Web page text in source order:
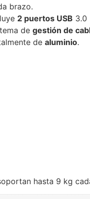
brazo.
2 puertos USB 3.0
de gestión de
de aluminio.
hasta 9 kg